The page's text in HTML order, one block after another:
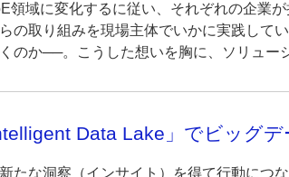
領域に変化するに従い、それぞれの企業
の取り組みを現場主体でいかに実践して
のか──。こうした想いを胸に、ソリュー
Data Lake」でビッグ
たな洞察（インサイト）を得て行動につ